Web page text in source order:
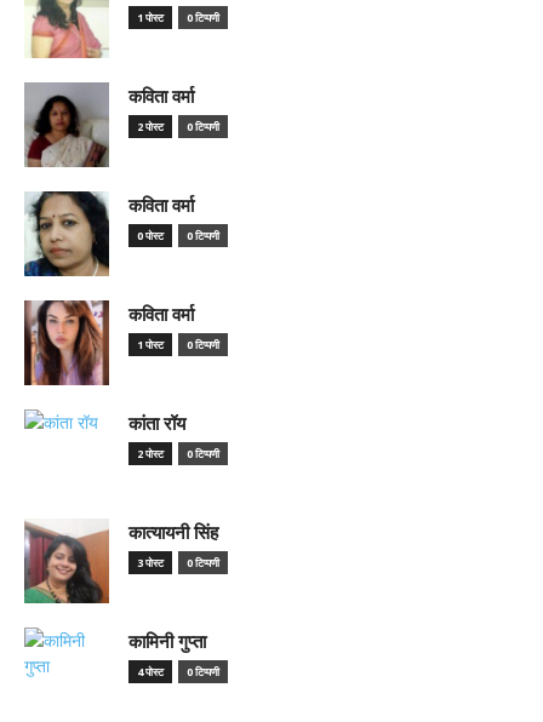
1 पोस्ट 0 टिप्पणी
कविता वर्मा
2 पोस्ट 0 टिप्पणी
कविता वर्मा
0 पोस्ट 0 टिप्पणी
कविता वर्मा
1 पोस्ट 0 टिप्पणी
कांता रॉय
2 पोस्ट 0 टिप्पणी
कात्यायनी सिंह
3 पोस्ट 0 टिप्पणी
कामिनी गुप्ता
4 पोस्ट 0 टिप्पणी